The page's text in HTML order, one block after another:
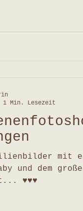
mit
und dem
rein und schaut... ♥♥♥
1 Min. Lesezeit